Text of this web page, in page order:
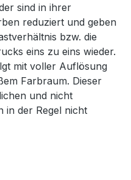
sind in ihrer
reduziert und geben
bzw. die
eins zu eins wieder.
mit voller Auflösung
Farbraum. Dieser
und nicht
in der Regel nicht